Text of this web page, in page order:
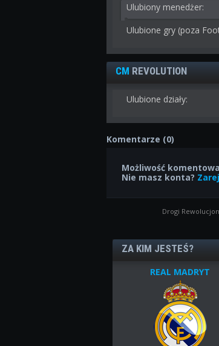
Ulubiony menedżer:
Ulubione gry (poza
CM REVOLUTION
Ulubione działy:
Komentarze (0)
Możliwość
Nie masz konta?
Drogi
ZA KIM JESTEŚ?
REAL MADRYT